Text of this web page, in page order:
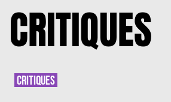
CRITIQUES
CRITIQUES